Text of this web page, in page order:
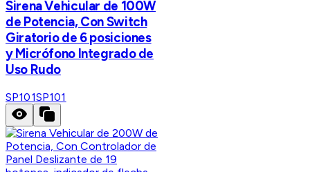
Sirena Vehicular de 100W
de Potencia, Con Switch
Giratorio de 6 posiciones
y Micrófono Integrado de
Uso Rudo
SP101SP101